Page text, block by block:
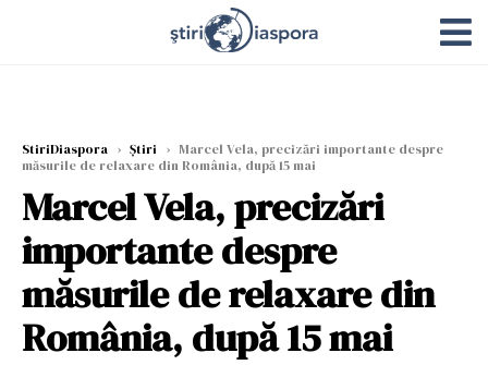
StiriDiaspora › Știri › Marcel Vela, precizări importante despre
măsurile de relaxare din România, după 15 mai
Marcel Vela, precizări
importante despre
măsurile de relaxare din
România, după 15 mai